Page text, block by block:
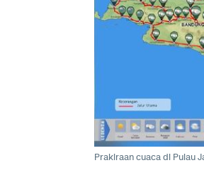
Prakiraan cuaca di Pulau